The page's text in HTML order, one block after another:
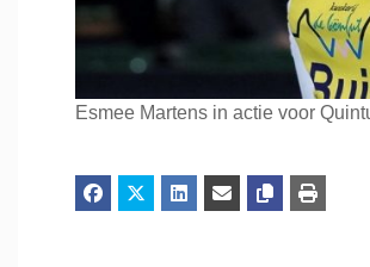
Esmee Martens in actie voor